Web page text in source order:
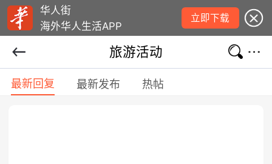
华人街
海外华人生活APP
立即下载
旅游活动
最新回复 最新发布 热帖